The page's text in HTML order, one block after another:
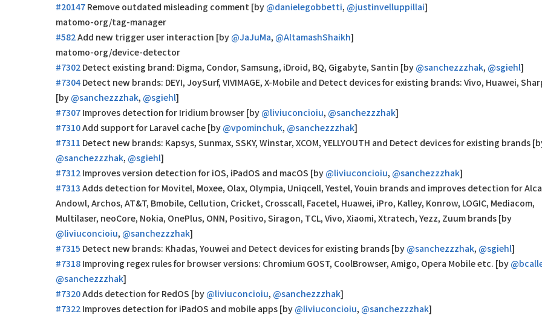
#20147 Remove outdated misleading comment [by @danielegobbetti, @justinvelluppillai]
matomo-org/tag-manager
#582Add new trigger user interaction [by @JaJuMa, @AltamashShaikh]
matomo-org/device-detector
#7302 Detect existing brand: Digma, Condor, Samsung, iDroid, BQ, Gigabyte, Santin [by @sanchezzzhak, @sgiehl]
#7304 Detect new brands: DEYI, JoySurf, VIVIMAGE, X-Mobile and Detect devices for existing brands: Vivo, Huawei,
[by @sanchezzzhak, @sgiehl]
#7307 Improves detection for Iridium browser [by @liviuconcioiu, @sanchezzzhak]
#7310Add support for Laravel cache [by @vpominchuk, @sanchezzzhak]
#7311 Detect new brands: Kapsys, Sunmax, SSKY, Winstar, XCOM, YELLYOUTH and Detect devices for existing brands
@sanchezzzhak, @sgiehl]
#7312 Improves version detection for iOS, iPadOS and macOS [by @liviuconcioiu, @sanchezzzhak]
#7313 Adds detection for Movitel, Moxee, Olax, Olympia, Uniqcell, Yestel, Youin brands and improves detection for
Andowl, Archos, AT&T, Bmobile, Cellution, Cricket, Crosscall, Facetel, Huawei, iPro, Kalley, Konrow, LOGIC, Mediacom,
Multilaser, neoCore, Nokia, OnePlus, ONN, Positivo, Siragon, TCL, Vivo, Xiaomi, Xtratech, Yezz, Zuum brands [by
@liviuconcioiu, @sanchezzzhak]
#7315 Detect new brands: Khadas, Youwei and Detect devices for existing brands [by @sanchezzzhak, @sgiehl]
#7318 Improving regex rules for browser versions: Chromium GOST, CoolBrowser, Amigo, Opera Mobile etc. [by
@sanchezzzhak]
#7320Adds detection for RedOS [by @liviuconcioiu, @sanchezzzhak]
#7322 Improves detection for iPadOS and mobile apps [by @liviuconcioiu, @sanchezzzhak]